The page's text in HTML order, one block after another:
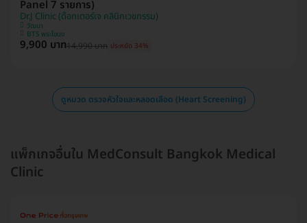
Panel 7 รายการ)
Dr.J Clinic (ด๊อกเตอร์เจ คลินิกเวชกรรม)
วัฒนา
BTS พระโขนง
9,900 บาท14,990 บาท ประหยัด 34%
ดูหมวด ตรวจหัวใจและหลอดเลือด (Heart Screening)
แพ็กเกจอื่นใน MedConsult Bangkok Medical
Clinic